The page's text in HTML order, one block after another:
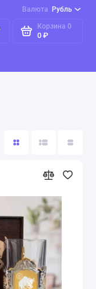
Валюта Рубль
Корзина 0
0 ₽